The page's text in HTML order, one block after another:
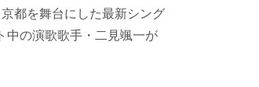
都を舞台にした最新シング
中の演歌歌手・二見颯一が